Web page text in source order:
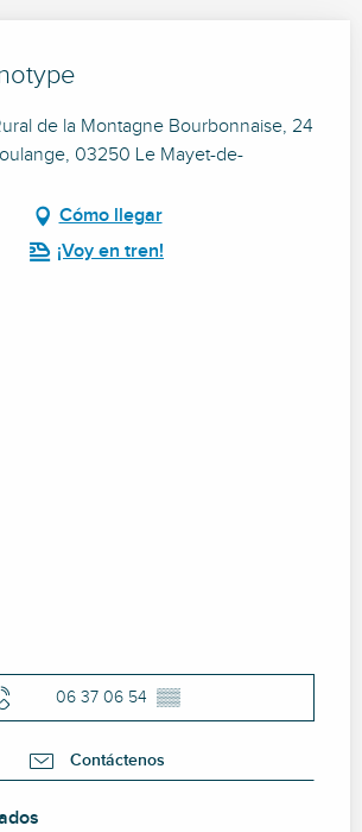
de la Montagne Bourbonnaise, 24
03250 Le Mayet-de-
Cómo llegar
¡Voy en tren!
06 37 06 54 ▒▒
Contáctenos